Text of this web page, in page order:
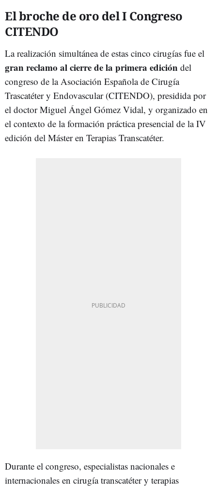
El broche de oro del I Congreso
CITENDO
La realización simultánea de estas cinco cirugías fue el
gran reclamo al cierre de la primera edición del
congreso de la Asociación Española de Cirugía
Trascatéter y Endovascular (CITENDO), presidida por
el doctor Miguel Ángel Gómez Vidal, y organizado en
el contexto de la formación práctica presencial de la IV
edición del Máster en Terapias Transcatéter.
Durante el congreso, especialistas nacionales e
internacionales en cirugía transcatéter y terapias